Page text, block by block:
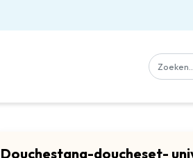
Douchestang-doucheset-